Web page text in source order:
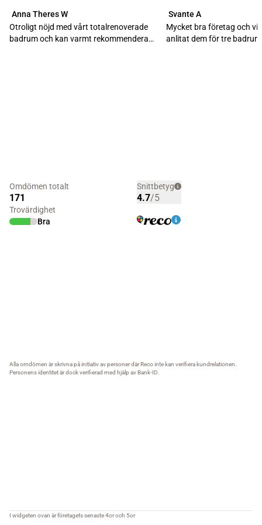
Anna Theres W
Otroligt nöjd med vårt totalrenoverade
badrum och kan varmt rekommendera
Svante A
Mycket bra företag och vi
anlitat dem för tre
Omdömen totalt
171
Snittbetyg
4.7/5
Trovärdighet
Bra
Alla omdömen är skrivna på initiativ av personer där Reco inte kan verifiera kundrelationen.
Personens identitet är dock verifierad med hjälp av Bank-ID.
I widgeten ovan är företagets senaste 4or och 5or